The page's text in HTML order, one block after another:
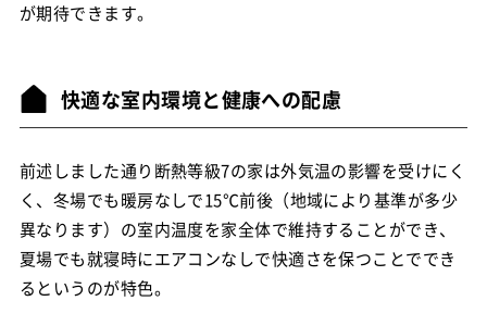
が期待できます。
快適な室内環境と健康への配慮
前述しました通り断熱等級7の家は外気温の影響を受けにく
く、冬場でも暖房なしで15℃前後（地域により基準が多少
異なります）の室内温度を家全体で維持することができ、
夏場でも就寝時にエアコンなしで快適さを保つことででき
るというのが特色。